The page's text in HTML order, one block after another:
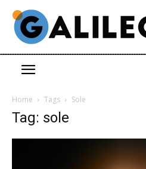
Home Tags Sole
Tag: sole